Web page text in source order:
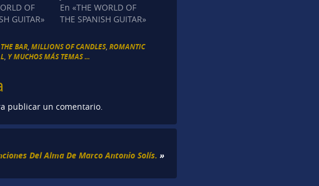
OF
GUITAR»
En «THE WORLD OF
THE SPANISH GUITAR»
BAR ,MILLIONS OF CANDLES,ROMANTIC
Y MUCHOS MÁS TEMAS ...
publicar un comentario.
Del Alma De Marco Antonio Solís. »